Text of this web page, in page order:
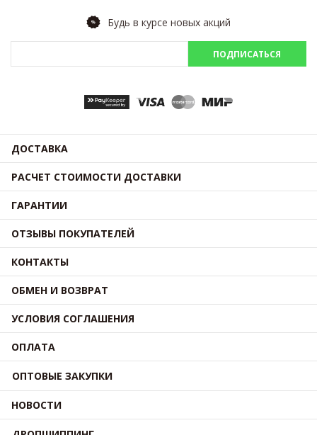
Будь в курсе новых акций
ПОДПИСАТЬСЯ
ДОСТАВКА
РАСЧЕТ СТОИМОСТИ ДОСТАВКИ
ГАРАНТИИ
ОТЗЫВЫ ПОКУПАТЕЛЕЙ
КОНТАКТЫ
ОБМЕН И ВОЗВРАТ
УСЛОВИЯ СОГЛАШЕНИЯ
ОПЛАТА
ОПТОВЫЕ ЗАКУПКИ
НОВОСТИ